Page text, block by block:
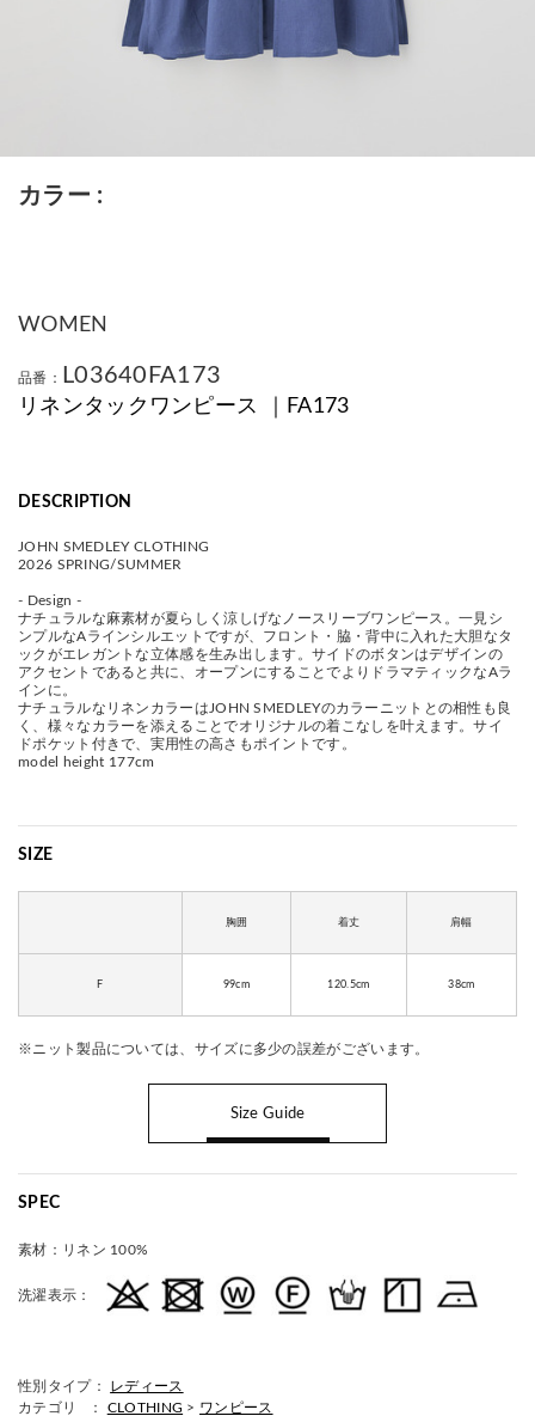
カラー
WOMEN
品番： L03640FA173
リネンタックワンピース ｜FA173
DESCRIPTION
JOHN SMEDLEY CLOTHING
2026 SPRING/SUMMER
- Design -
ナチュラルな麻素材が夏らしく涼しげなノースリーブワンピース。一見シ
ンプルなAラインシルエットですが、フロント・脇・背中に入れた大胆なタ
ックがエレガントな立体感を生み出します。サイドのボタンはデザインの
アクセントであると共に、オープンにすることでよりドラマティックなAラ
インに。
ナチュラルなリネンカラーはJOHN SMEDLEYのカラーニットとの相性も良
く、様々なカラーを添えることでオリジナルの着こなしを叶えます。サイ
ドポケット付きで、実用性の高さもポイントです。
model height 177cm
SIZE
胸囲 着丈 肩幅
F 99cm 120.5cm 38cm
※ニット製品については、サイズに多少の誤差がございます。
Size Guide
SPEC
素材： リネン 100%
洗濯表示：
性別タイプ： レディース
カテゴリ ： CLOTHING > ワンピース